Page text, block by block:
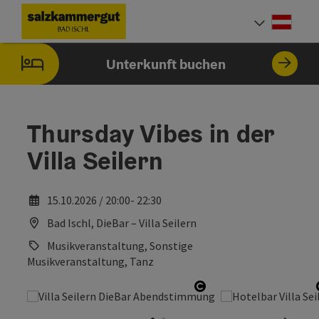
Zum InhaltAccesskey
[0]
Zur NavigationAccesskey
[1]
Zum Seitenanfang
Zur StartseiteAccesskey
[7]
Unterkunft buchen
Thursday Vibes in der
Villa Seilern
15.10.2026 / 20:00- 22:30
Bad Ischl, DieBar – Villa Seilern
Musikveranstaltung, Sonstige
Musikveranstaltung, Tanz
Copyright öffnen